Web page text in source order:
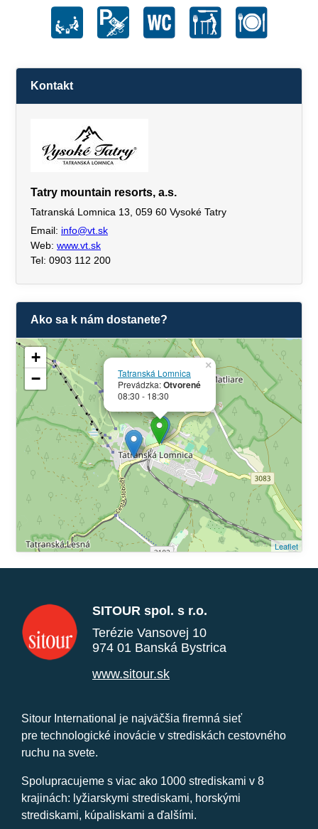
Kontakt
Tatry mountain resorts, a.s.
Tatranská Lomnica 13, 059 60 Vysoké Tatry
Email: info@vt.sk
Web: www.vt.sk
Tel: 0903 112 200
Ako sa k nám dostanete?
Tatranská Lomnica
Prevádzka:Otvorené
08:30 - 18:30
×
+
−
Leaflet
SITOUR spol. s r.o.
Terézie Vansovej 10
974 01 Banská Bystrica
www.sitour.sk
Sitour International je najväčšia firemná sieť
pre technologické inovácie v strediskách cestovného
ruchu na svete.
Spolupracujeme s viac ako 1000 strediskami v 8
krajinách: lyžiarskymi strediskami, horskými
strediskami, kúpaliskami a ďalšími.